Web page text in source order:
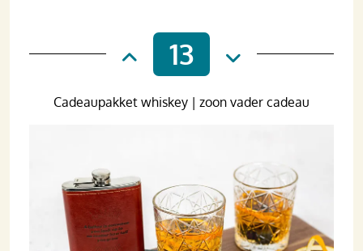
13
Cadeaupakket whiskey | zoon vader cadeau